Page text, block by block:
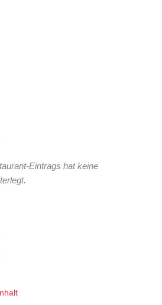
Eintrags hat keine